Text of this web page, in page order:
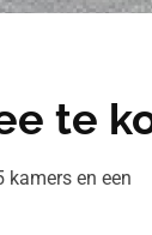
te
kamers en een